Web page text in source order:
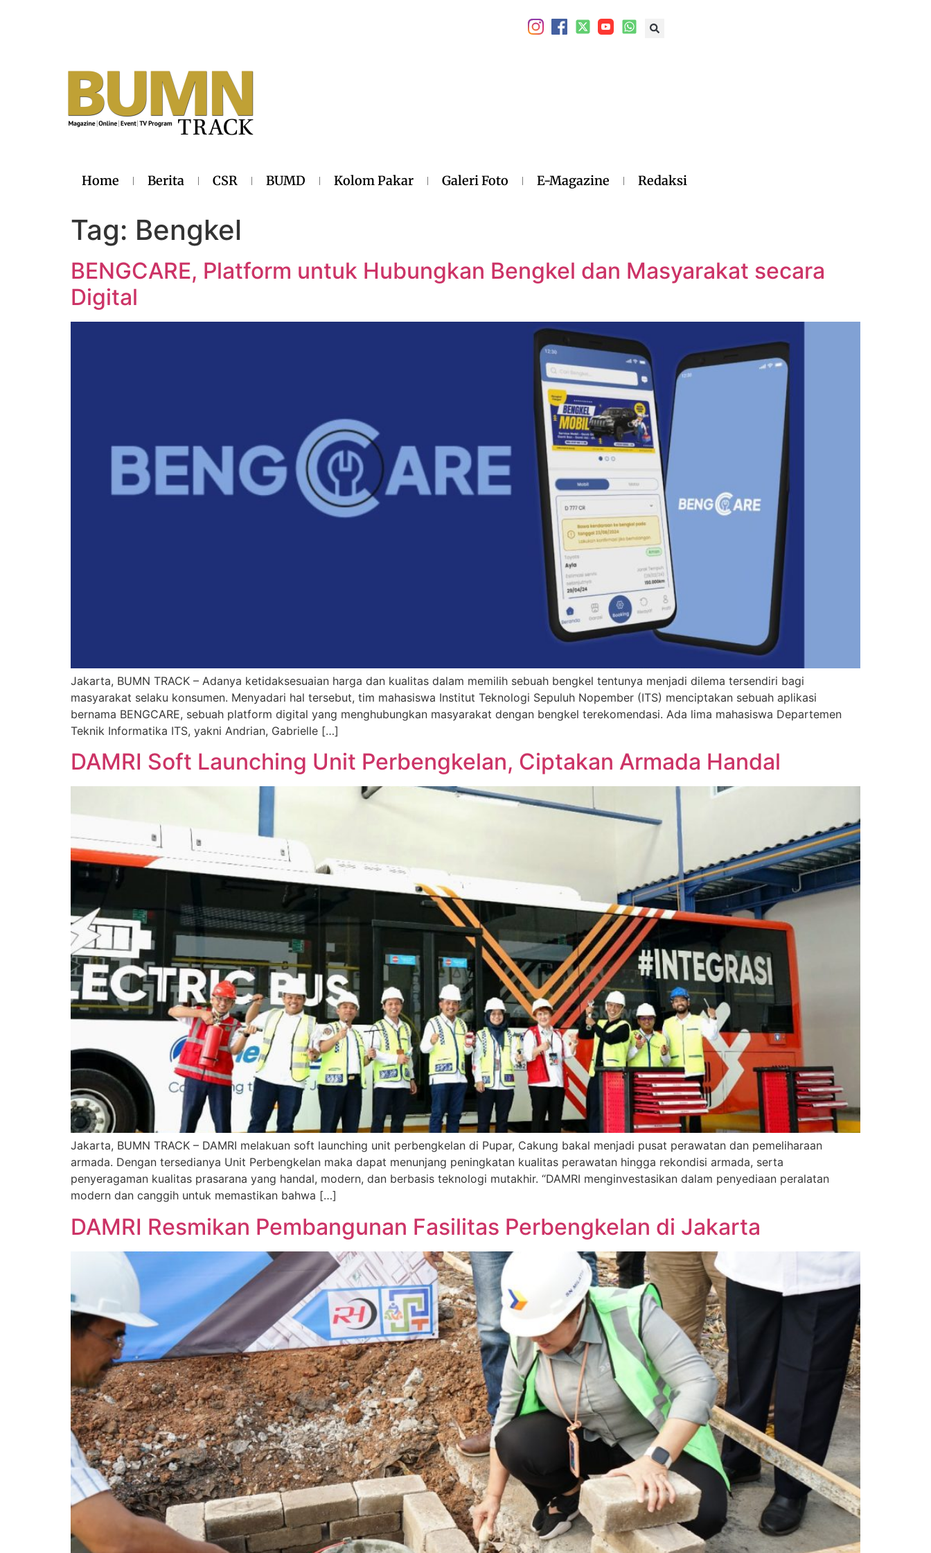
Home Berita CSR BUMD Kolom Pakar Galeri Foto E-Magazine Redaksi
Tag: Bengkel
BENGCARE, Platform untuk Hubungkan Bengkel dan Masyarakat secara
Digital
Jakarta, BUMN TRACK – Adanya ketidaksesuaian harga dan kualitas dalam memilih sebuah bengkel tentunya menjadi dilema tersendiri bagi
masyarakat selaku konsumen. Menyadari hal tersebut, tim mahasiswa Institut Teknologi Sepuluh Nopember (ITS) menciptakan sebuah aplikasi
bernama BENGCARE, sebuah platform digital yang menghubungkan masyarakat dengan bengkel terekomendasi. Ada lima mahasiswa Departemen
Teknik Informatika ITS, yakni Andrian, ⁠Gabrielle […]
DAMRI Soft Launching Unit Perbengkelan, Ciptakan Armada Handal
Jakarta, BUMN TRACK – DAMRI melakuan soft launching unit perbengkelan di Pupar, Cakung bakal menjadi pusat perawatan dan pemeliharaan
armada. Dengan tersedianya Unit Perbengkelan maka dapat menunjang peningkatan kualitas perawatan hingga rekondisi armada, serta
penyeragaman kualitas prasarana yang handal, modern, dan berbasis teknologi mutakhir. “DAMRI menginvestasikan dalam penyediaan peralatan
modern dan canggih untuk memastikan bahwa […]
DAMRI Resmikan Pembangunan Fasilitas Perbengkelan di Jakarta